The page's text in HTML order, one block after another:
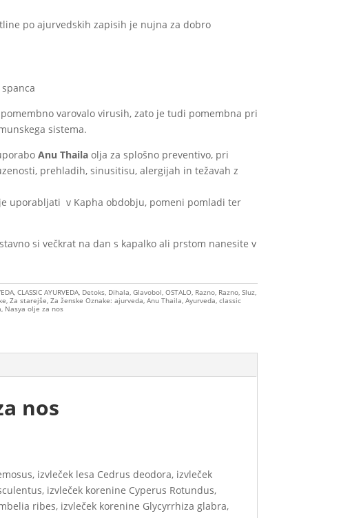
po ajurvedskih zapisih je nujna za dobro
varovalo virusih, zato je tudi pomembna pri
sistema.
Anu Thailaolja za splošno preventivo, pri
prehladih, sinusitisu, alergijah in težavah z
uporabljati v Kapha obdobju, pomeni pomladi ter
si večkrat na dan s kapalko ali prstom nanesite v
, CLASSIC AYURVEDA, Detoks, Dihala Glavobol OSTALO Razno, Razno, Sluz
Za starejše Za ženske Oznake: ajurveda Anu Thaila Ayurveda classic
Nasya olje za nos
nos
izvleček lesa Cedrus deodora, izvleček
izvleček korenine Cyperus Rotundus,
ribes, izvleček korenine Glycyrrhiza glabra,